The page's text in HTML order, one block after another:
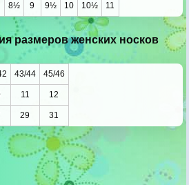
8½ 9 9½ 10 10½ 11
размеров женских носков
43/44 45/46
11 12
29 31